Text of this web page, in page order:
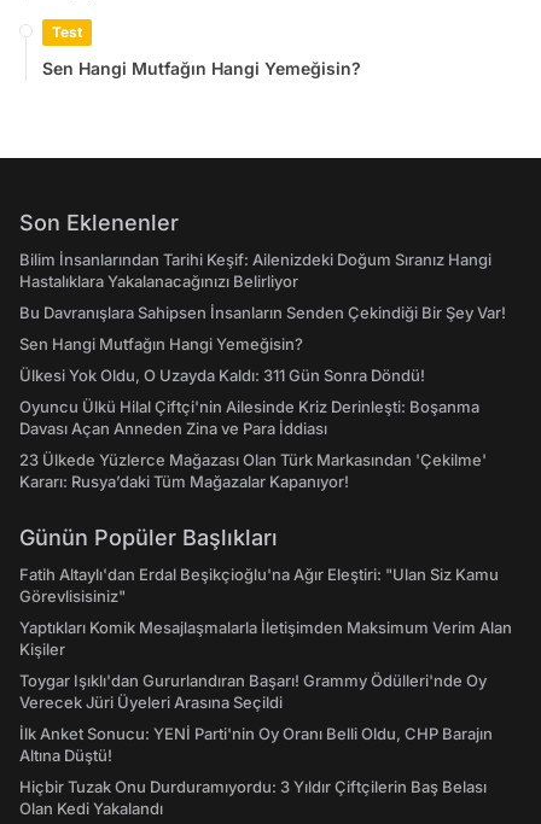
Test
Sen Hangi Mutfağın Hangi Yemeğisin?
Son Eklenenler
Bilim İnsanlarından Tarihi Keşif: Ailenizdeki Doğum Sıranız Hangi
Hastalıklara Yakalanacağınızı Belirliyor
Bu Davranışlara Sahipsen İnsanların Senden Çekindiği Bir Şey Var!
Sen Hangi Mutfağın Hangi Yemeğisin?
Ülkesi Yok Oldu, O Uzayda Kaldı: 311 Gün Sonra Döndü!
Oyuncu Ülkü Hilal Çiftçi'nin Ailesinde Kriz Derinleşti: Boşanma
Davası Açan Anneden Zina ve Para İddiası
23 Ülkede Yüzlerce Mağazası Olan Türk Markasından 'Çekilme'
Kararı: Rusya’daki Tüm Mağazalar Kapanıyor!
Günün Popüler Başlıkları
Fatih Altaylı'dan Erdal Beşikçioğlu'na Ağır Eleştiri: "Ulan Siz Kamu
Görevlisisiniz"
Yaptıkları Komik Mesajlaşmalarla İletişimden Maksimum Verim Alan
Kişiler
Toygar Işıklı'dan Gururlandıran Başarı! Grammy Ödülleri'nde Oy
Verecek Jüri Üyeleri Arasına Seçildi
İlk Anket Sonucu: YENİ Parti'nin Oy Oranı Belli Oldu, CHP Barajın
Altına Düştü!
Hiçbir Tuzak Onu Durduramıyordu: 3 Yıldır Çiftçilerin Baş Belası
Olan Kedi Yakalandı